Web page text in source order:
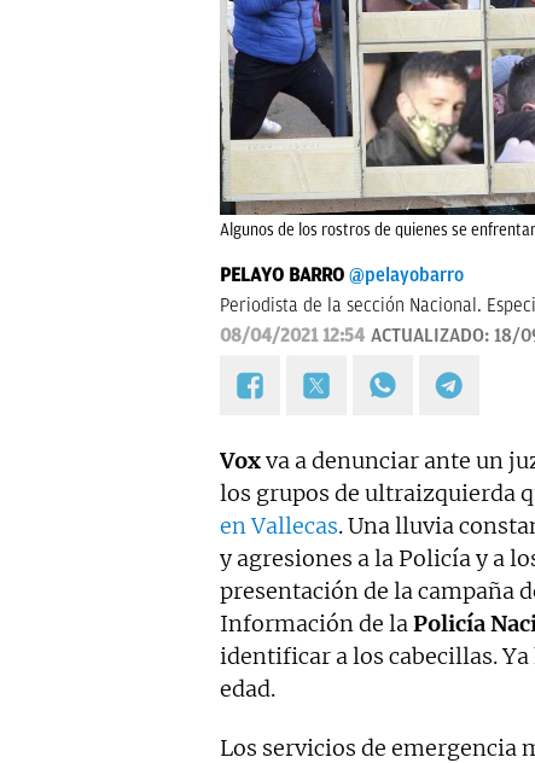
Algunos de los rostros de quienes se
PELAYO BARRO @pelayobarro
Periodista de la sección Nacional.
08/04/2021 12:54 ACTUALIZADO: 18/
Voxva a denunciar ante un
los grupos de ultraizquierda
en Vallecas. Una lluvia
y agresiones a la Policía y a
presentación de la campaña
Información de laPolicía
identificar a los cabecillas.
edad.
Los servicios de emergencia